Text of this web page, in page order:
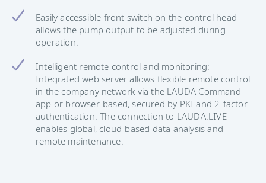
Easily accessible front switch on the control head
allows the pump output to be adjusted during
operation.
Intelligent remote control and monitoring:
Integrated web server allows flexible remote control
in the company network via the LAUDA Command
app or browser-based, secured by PKI and 2-factor
authentication. The connection to LAUDA.LIVE
enables global, cloud-based data analysis and
remote maintenance.